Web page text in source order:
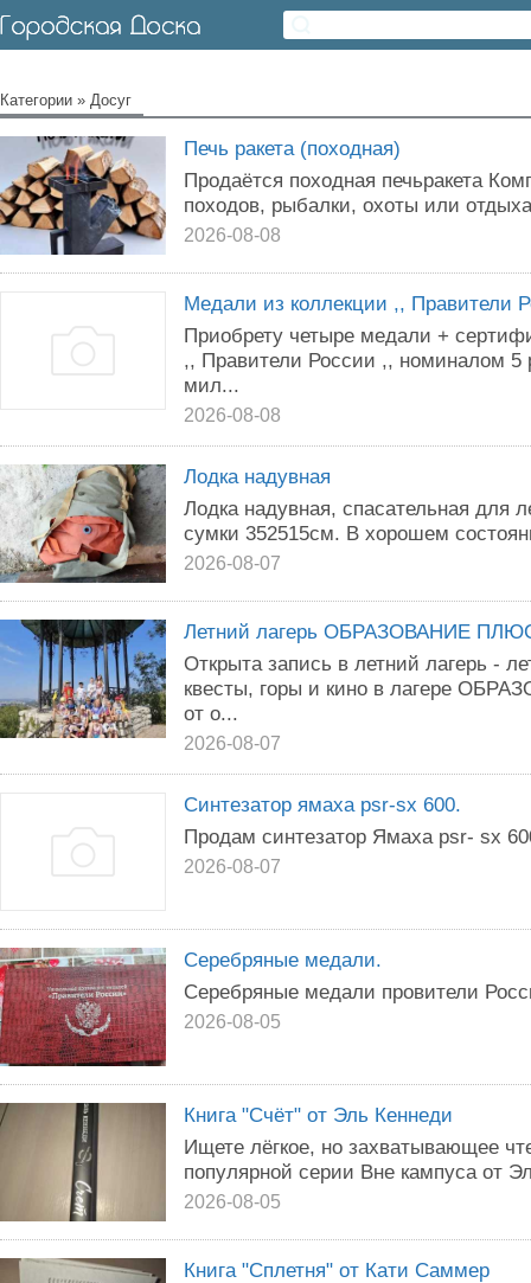
Категории » Досуг
Печь ракета (походная)
Продаётся походная печьракета
походов, рыбалки, охоты или
2026-08-08
Медали из коллекции ,, Правители
Приобрету четыре медали +
,, Правители России ,, номиналом
мил...
2026-08-08
Лодка надувная
Лодка надувная, спасательная для
сумки 352515см. В хорошем
2026-08-07
Летний лагерь ОБРАЗОВАНИЕ
Открыта запись в летний лагерь -
квесты, горы и кино в лагере
от о...
2026-08-07
Синтезатор ямаха psr-sx 600.
Продам синтезатор Ямаха psr- sx
2026-08-07
Серебряные медали.
Серебряные медали провители
2026-08-05
Книга "Счёт" от Эль Кеннеди
Ищете лёгкое, но захватывающее
популярной серии Вне кампуса от
2026-08-05
Книга "Сплетня" от Кати Саммер